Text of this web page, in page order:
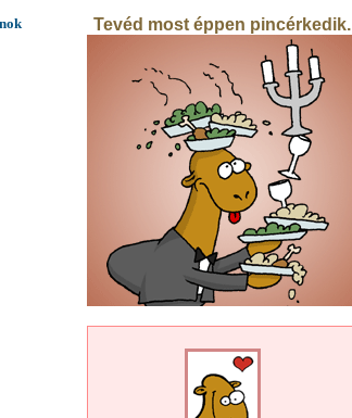
Tevéd most éppen pincérkedik.